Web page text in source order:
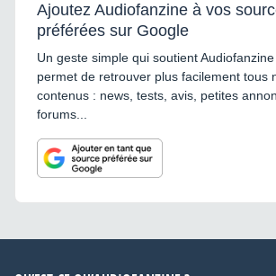
Ajoutez Audiofanzine à vos
préférées sur Google
Un geste simple qui soutient
permet de retrouver plus facilement tous
contenus : news, tests, avis, petites
forums...